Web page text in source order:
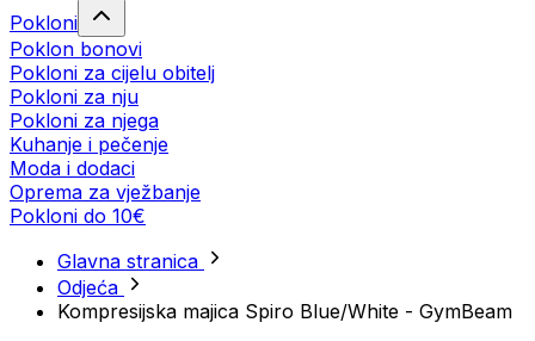
Pokloni
Poklon bonovi
Pokloni za cijelu obitelj
Pokloni za nju
Pokloni za njega
Kuhanje i pečenje
Moda i dodaci
Oprema za vježbanje
Pokloni do 10€
Glavna stranica
Odjeća
Kompresijska majica Spiro Blue/White - GymBeam